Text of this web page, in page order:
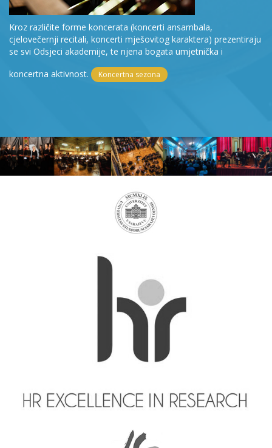
Kroz različite forme koncerata (koncerti ansambala,
cjelovečernji recitali, koncerti mješovitog karaktera) prezentiraju
se svi Odsjeci akademije, te njena bogata umjetnička i
koncertna aktivnost.
Koncertna sezona